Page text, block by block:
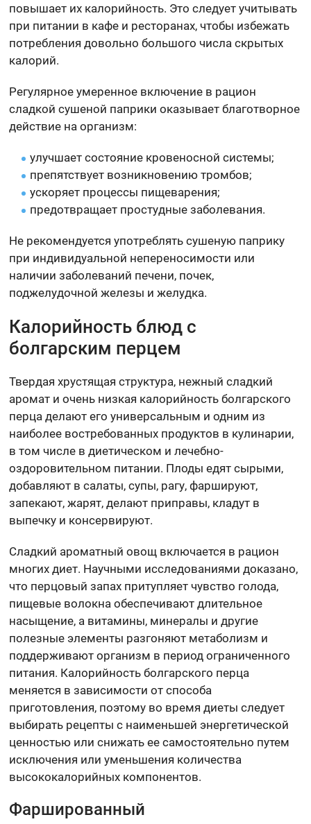
повышает их калорийность. Это следует учитывать
при питании в кафе и ресторанах, чтобы избежать
потребления довольно большого числа скрытых
калорий.
Регулярное умеренное включение в рацион
сладкой сушеной паприки оказывает благотворное
действие на организм:
улучшает состояние кровеносной системы;
препятствует возникновению тромбов;
ускоряет процессы пищеварения;
предотвращает простудные заболевания.
Не рекомендуется употреблять сушеную паприку
при индивидуальной непереносимости или
наличии заболеваний печени, почек,
поджелудочной железы и желудка.
Калорийность блюд с
болгарским перцем
Твердая хрустящая структура, нежный сладкий
аромат и очень низкая калорийность болгарского
перца делают его универсальным и одним из
наиболее востребованных продуктов в кулинарии,
в том числе в диетическом и лечебно-
оздоровительном питании. Плоды едят сырыми,
добавляют в салаты, супы, рагу, фаршируют,
запекают, жарят, делают приправы, кладут в
выпечку и консервируют.
Сладкий ароматный овощ включается в рацион
многих диет. Научными исследованиями доказано,
что перцовый запах притупляет чувство голода,
пищевые волокна обеспечивают длительное
насыщение, а витамины, минералы и другие
полезные элементы разгоняют метаболизм и
поддерживают организм в период ограниченного
питания. Калорийность болгарского перца
меняется в зависимости от способа
приготовления, поэтому во время диеты следует
выбирать рецепты с наименьшей энергетической
ценностью или снижать ее самостоятельно путем
исключения или уменьшения количества
высококалорийных компонентов.
Фаршированный